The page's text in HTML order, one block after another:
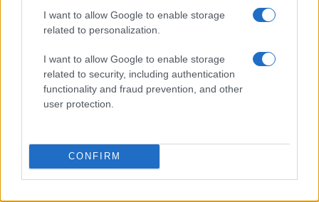
I want to allow Google to enable storage
related to personalization.
I want to allow Google to enable storage
related to security, including authentication
functionality and fraud prevention, and other
user protection.
CONFIRM
Boom del settore tech italiano: 652 milioni in venture
capital nel primo semestre 2026
NERD NEWS